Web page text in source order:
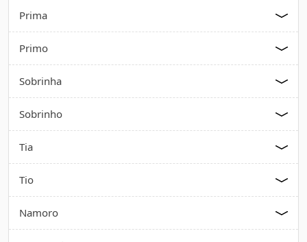
Prima
Primo
Sobrinha
Sobrinho
Tia
Tio
Namoro